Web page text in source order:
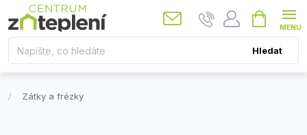
na
obsah
Hledat
Nákupní
košík
Zátky a frézky